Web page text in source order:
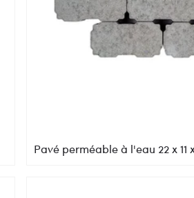
Pavé perméable à l'eau 22 x 11